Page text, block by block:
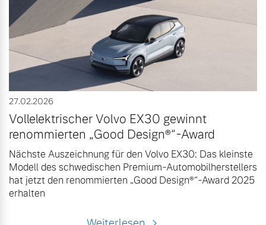
27.02.2026
Vollelektrischer Volvo EX30 gewinnt
renommierten „Good Design®“-Award
Nächste Auszeichnung für den Volvo EX30: Das kleinste
Modell des schwedischen Premium-Automobilherstellers
hat jetzt den renommierten „Good Design®“-Award 2025
erhalten